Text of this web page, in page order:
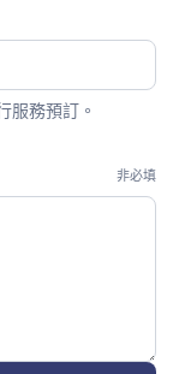
服務預訂。
非必填